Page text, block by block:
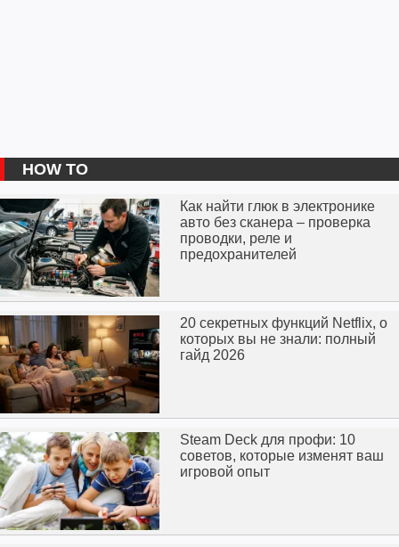
HOW TO
Как найти глюк в электронике
авто без сканера – проверка
проводки, реле и
предохранителей
20 секретных функций Netflix, о
которых вы не знали: полный
гайд 2026
Steam Deck для профи: 10
советов, которые изменят ваш
игровой опыт